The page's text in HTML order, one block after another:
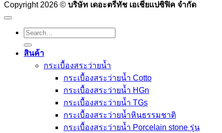
Copyright 2026 © บริษัท เดอะตรีทัช เอเชียแปซิฟิค จำกัด
Search
for:
สินค้า
กระเบื้องสระว่ายนํ้า
กระเบื้องสระว่ายน้ำ Cotto
กระเบื้องสระว่ายน้ำ HGn
กระเบื้องสระว่ายน้ำ TGs
กระเบื้องสระว่ายน้ำหินธรรมชาติ
กระเบื้องสระว่ายนํ้า Porcelain stone รุ่น